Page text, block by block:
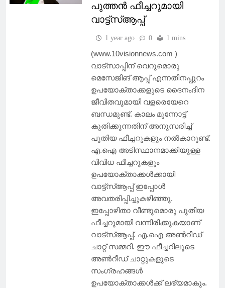
പുത്തൻ ഫീച്ചറുമായി
വാട്ട്‌സ്ആപ്പ്
1 year ago 0 1 mins
(www.10visionnews.com )
വാട്‌സാപ്പിന് വെറുമൊരു
മെസേജിങ് ആപ്പ് എന്നതിനപ്പുറം
ഉപയോക്താക്കളുടെ ദൈനംദിന
ജീവിതവുമായി വളരെയേറെ
ബന്ധമുണ്ട്. കാലം മുന്നോട്ട്
കുതിക്കുന്നതിന് അനുസരിച്ച്
പുതിയ ഫീച്ചറുകളും നൽകാറുണ്ട്.
എ.ഐ അടിസ്ഥാനമാക്കിയുള്ള
വിവിധ ഫീച്ചറുകളും
ഉപയോക്താക്കൾക്കായി
വാട്ട്സ്ആപ്പ് ഇപ്പോൾ
അവതരിപ്പിച്ചുകഴിഞ്ഞു.
ഇപ്പോഴിതാ വീണ്ടുമൊരു പുതിയ
ഫീച്ചറുമായി വന്നിരിക്കുകയാണ്
വാട്‌സ്ആപ്പ്. എ.ഐ അൺറീഡ്
ചാറ്റ് സമ്മറി. ഈ ഫീച്ചറിലൂടെ
അൺറീഡ് ചാറ്റുകളുടെ
സംഗ്രഹങ്ങൾ
ഉപയോക്താക്കൾക്ക് ലഭ്യമാകും.